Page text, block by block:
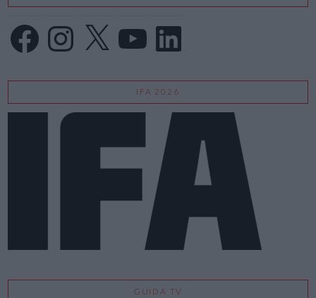
FacebookInstagram
X LinkedIn
IFA 2026
GUIDA TV